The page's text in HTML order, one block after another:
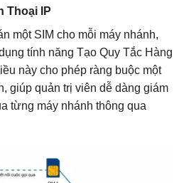
Thoại IP
một SIM cho mỗi máy nhánh,
tính năng Tạo Quy Tắc Hàng
này cho phép ràng buộc một
giúp quản trị viên dễ dàng giám
từng máy nhánh thông qua